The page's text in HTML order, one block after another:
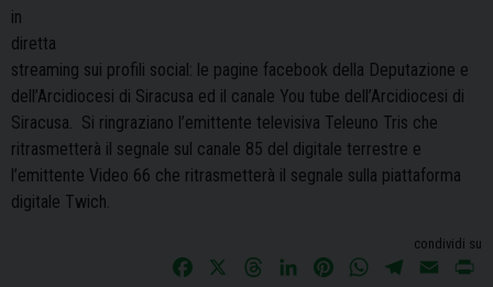
in
diretta
streaming sui profili social: le pagine facebook della Deputazione e
dell’Arcidiocesi di Siracusa ed il canale You tube dell’Arcidiocesi di
Siracusa. Si ringraziano l’emittente televisiva Teleuno Tris che
ritrasmetterà il segnale sul canale 85 del digitale terrestre e
l’emittente Video 66 che ritrasmetterà il segnale sulla piattaforma
digitale Twich.
condividi su